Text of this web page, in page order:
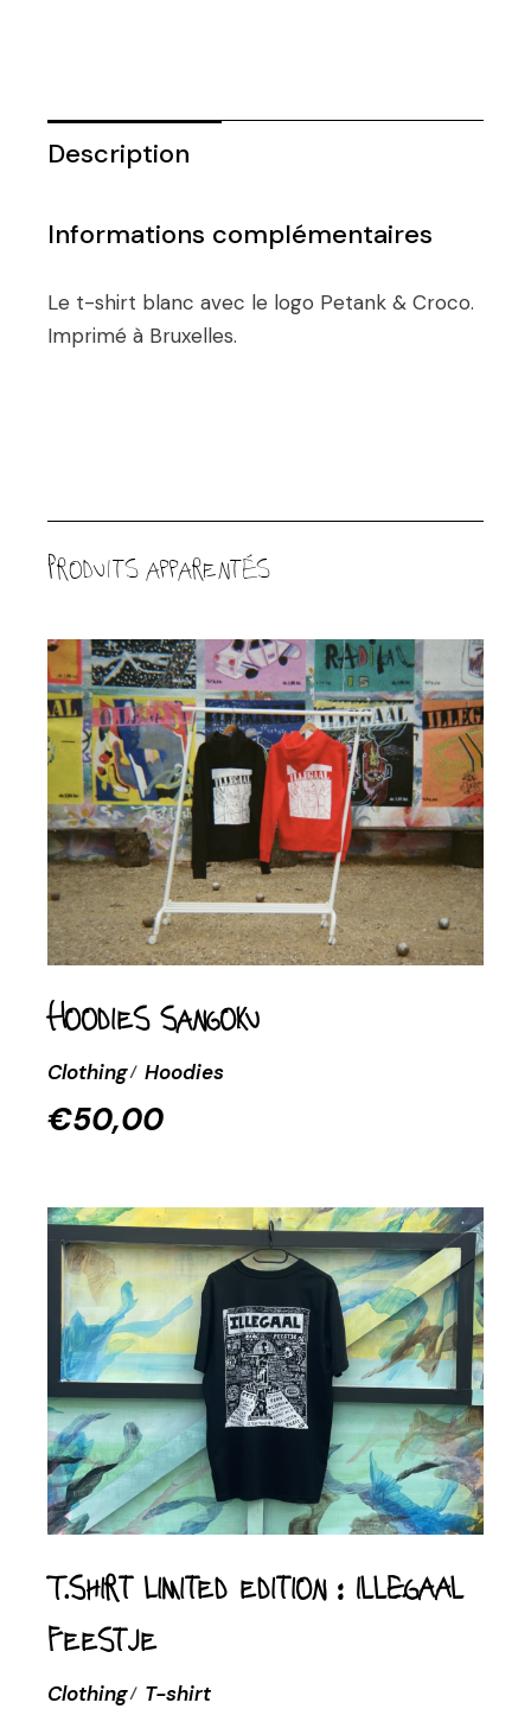
Description
Informations complémentaires
Le t-shirt blanc avec le logo Petank & Croco.
Imprimé à Bruxelles.
Produits apparentés
Hoodies Sangoku
Clothing Hoodies
€50,00
T.Shirt limited edition : ILLEGAAL
Feestje
Clothing T-shirt